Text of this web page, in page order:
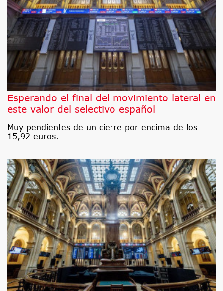
Esperando el final del movimiento lateral en
este valor del selectivo español
Muy pendientes de un cierre por encima de los
15,92 euros.